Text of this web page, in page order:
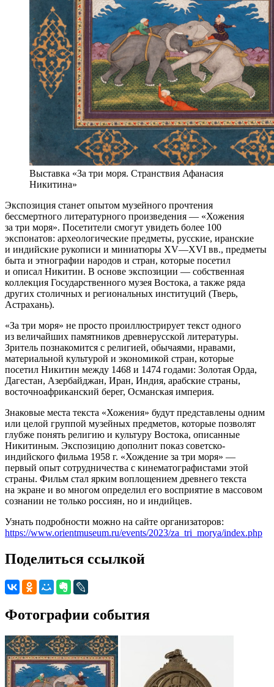
Выставка «За три моря. Странствия Афанасия
Никитина»
Экспозиция станет опытом музейного прочтения
бессмертного литературного произведения — «Хожения
за три моря». Посетители смогут увидеть более 100
экспонатов: археологические предметы, русские, иранские
и индийские рукописи и миниатюры XV—XVI вв., предметы
быта и этнографии народов и стран, которые посетил
и описал Никитин. В основе экспозиции — собственная
коллекция Государственного музея Востока, а также ряда
других столичных и региональных институций (Тверь,
Астрахань).
«За три моря» не просто проиллюстрирует текст одного
из величайших памятников древнерусской литературы.
Зритель познакомится с религией, обычаями, нравами,
материальной культурой и экономикой стран, которые
посетил Никитин между 1468 и 1474 годами: Золотая Орда,
Дагестан, Азербайджан, Иран, Индия, арабские страны,
восточноафриканский берег, Османская империя.
Знаковые места текста «Хожения» будут представлены одним
или целой группой музейных предметов, которые позволят
глубже понять религию и культуру Востока, описанные
Никитиным. Экспозицию дополнит показ советско-
индийского фильма 1958 г. «Хождение за три моря» —
первый опыт сотрудничества с кинематографистами этой
страны. Фильм стал ярким воплощением древнего текста
на экране и во многом определил его восприятие в массовом
сознании не только россиян, но и индийцев.
Узнать подробности можно на сайте организаторов:
https://www.orientmuseum.ru/events/2023/za_tri_morya/index.php
Поделиться ссылкой
Фотографии события